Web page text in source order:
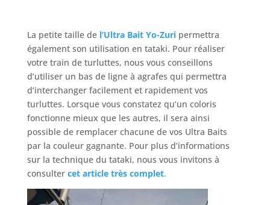
La petite taille de l’Ultra Bait Yo-Zuri permettra
également son utilisation en tataki. Pour réaliser
votre train de turluttes, nous vous conseillons
d’utiliser un bas de ligne à agrafes qui permettra
d’interchanger facilement et rapidement vos
turluttes. Lorsque vous constatez qu’un coloris
fonctionne mieux que les autres, il sera ainsi
possible de remplacer chacune de vos Ultra Baits
par la couleur gagnante. Pour plus d’informations
sur la technique du tataki, nous vous invitons à
consulter cet article très complet.